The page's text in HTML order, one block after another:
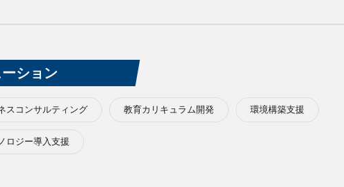
ション
スコンサルティング 教育カリキュラム開発 環境構築支援
ロジー導入支援